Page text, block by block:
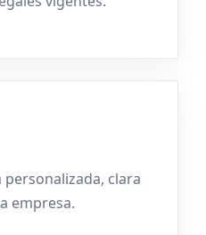
clara
empresa.